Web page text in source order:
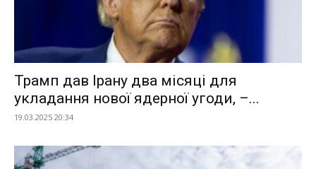
Трамп дав Ірану два місяці для
укладання нової ядерної угоди, –...
19.03.2025 20:34